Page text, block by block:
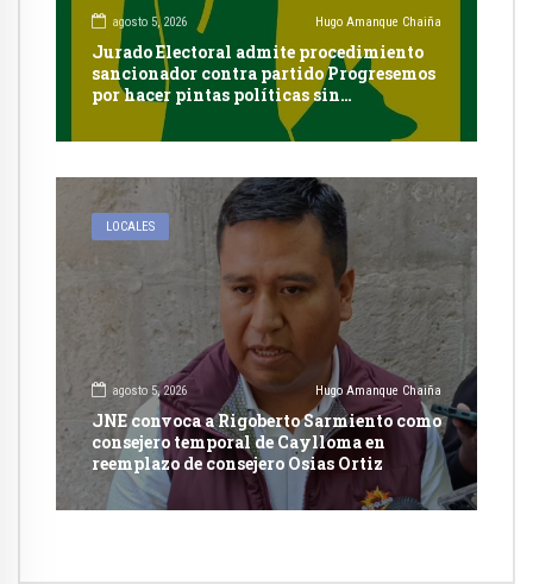
agosto 5, 2026 Hugo Amanque Chaiña
Jurado Electoral admite procedimiento
sancionador contra partido Progresemos
por hacer pintas políticas sin
autorización en Cayma
LOCALES
agosto 5, 2026 Hugo Amanque Chaiña
JNE convoca a Rigoberto Sarmiento como
consejero temporal de Caylloma en
reemplazo de consejero Osias Ortiz